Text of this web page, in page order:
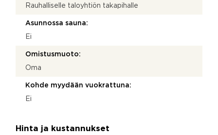
Rauhalliselle taloyhtiön takapihalle
Asunnossa sauna:
Ei
Omistusmuoto:
Oma
Kohde myydään vuokrattuna:
Ei
Hinta ja kustannukset